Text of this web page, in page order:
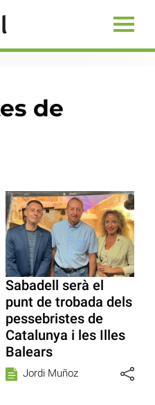
de
Sabadell serà el
punt de trobada dels
pessebristes de
Catalunya i les Illes
Balears
Jordi Muñoz